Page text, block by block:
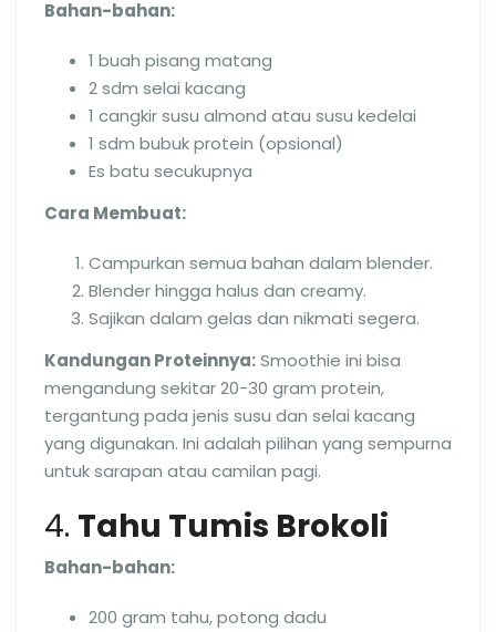
Bahan-bahan:
1 buah pisang matang
2 sdm selai kacang
1 cangkir susu almond atau susu kedelai
1 sdm bubuk protein (opsional)
Es batu secukupnya
Cara Membuat:
Campurkan semua bahan dalam blender.
Blender hingga halus dan creamy.
Sajikan dalam gelas dan nikmati segera.
Kandungan Proteinnya:Smoothie ini bisa
mengandung sekitar 20-30 gram protein,
tergantung pada jenis susu dan selai kacang
yang digunakan. Ini adalah pilihan yang sempurna
untuk sarapan atau camilan pagi.
4. Tahu Tumis Brokoli
Bahan-bahan:
200 gram tahu, potong dadu